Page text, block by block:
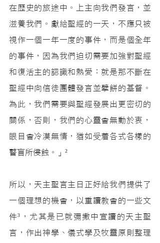
在歷史的旅途中。上主向我們發言，並
滋養我們。獻給聖經的一天，不應只被
視作一個一年一度的事件，而是個全年
的事件，因為我們迫切需要加強對聖經
和復活主的認識和熱愛：就是那不斷在
聖經中向信徒團體發言並擘餅的基督。
為此，我們需要與聖經發展出更密切的
關係，否則，我們的心靈會無動於衷，
眼目會冷漠無情，猶如受着各式各樣的
瞽盲所侵蝕。」 ²
所以，天主聖言主日正好給我們提供了
一個理想的機會，以重讀教會的一些文
件³ ，尤其是已就彌撒中宣讀的天主聖
言，作出神學、儀式學及牧靈原則整理